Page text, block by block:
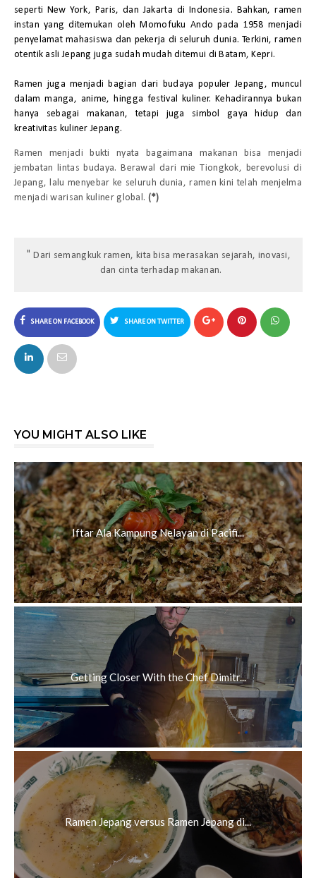
seperti New York, Paris, dan Jakarta di Indonesia. Bahkan, ramen
instan yang ditemukan oleh Momofuku Ando pada 1958 menjadi
penyelamat mahasiswa dan pekerja di seluruh dunia. Terkini, ramen
otentik asli Jepang juga sudah mudah ditemui di Batam, Kepri.
Ramen juga menjadi bagian dari budaya populer Jepang, muncul
dalam manga, anime, hingga festival kuliner. Kehadirannya bukan
hanya sebagai makanan, tetapi juga simbol gaya hidup dan
kreativitas kuliner Jepang.
Ramen menjadi bukti nyata bagaimana makanan bisa menjadi
jembatan lintas budaya. Berawal dari mie Tiongkok, berevolusi di
Jepang, lalu menyebar ke seluruh dunia, ramen kini telah menjelma
menjadi warisan kuliner global. (*)
Dari semangkuk ramen, kita bisa merasakan sejarah, inovasi,
dan cinta terhadap makanan.
SHARE ON FACEBOOK SHARE ON TWITTER
YOU MIGHT ALSO LIKE
Iftar Ala Kampung Nelayan di Pacifi...
Getting Closer With the Chef Dimitr...
Ramen Jepang versus Ramen Jepang di...